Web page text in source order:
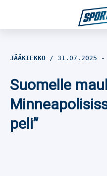
Jalkapallo
Yleisurheilu
JÄÄKIEKKO 31.07.2025 -
Suomelle
peli”